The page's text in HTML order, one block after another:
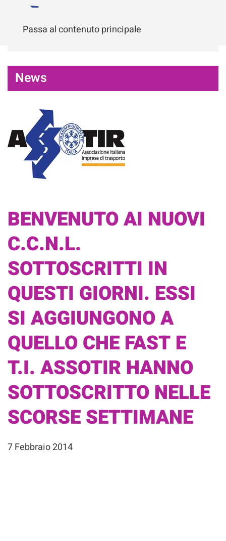
Passa al contenuto principale
News
BENVENUTO AI NUOVI
C.C.N.L.
SOTTOSCRITTI IN
QUESTI GIORNI. ESSI
SI AGGIUNGONO A
QUELLO CHE FAST E
T.I. ASSOTIR HANNO
SOTTOSCRITTO NELLE
SCORSE SETTIMANE
7 Febbraio 2014